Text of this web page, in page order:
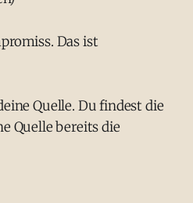
Das ist
Quelle. Du findest die
Quelle bereits die